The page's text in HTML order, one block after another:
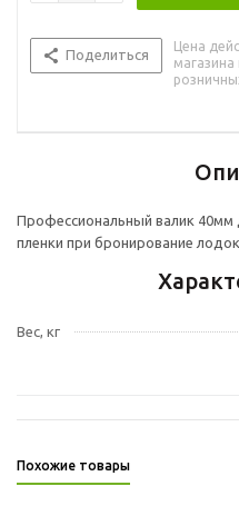
Поделиться
Цена
Профессиональный валик
пленки при бронирование
Вес, кг
Похожие товары